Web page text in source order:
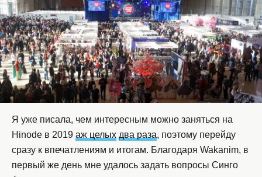
Я уже писала, чем интересным можно заняться на
Hinode в 2019 аж целых два раза, поэтому перейду
сразу к впечатлениям и итогам. Благодаря Wakanim, в
первый же день мне удалось задать вопросы Синго